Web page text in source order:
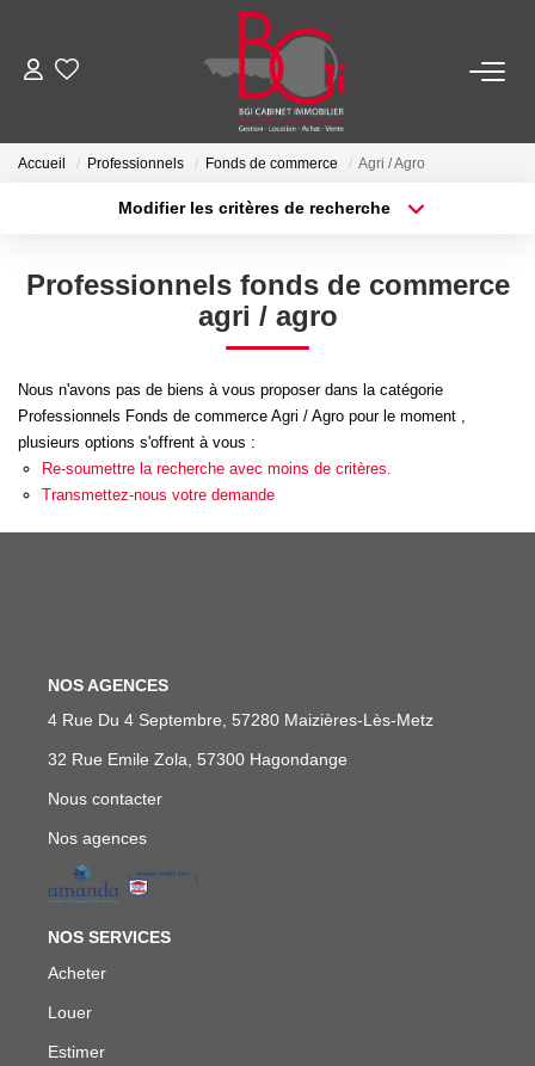
ACHETER
Ancien
LOUER
Télécharger Le Dossier De Location
ESTIMER
CONTACT
Accueil Professionnels Fonds de commerce Agri / Agro
Modifier les critères de recherche
Type de bien
Professionnels fonds de commerce
agri / agro
Nous n'avons pas de biens à vous proposer dans la catégorie
Professionnels Fonds de commerce Agri / Agro pour le moment ,
plusieurs options s'offrent à vous :
Re-soumettre la recherche avec moins de critères.
Transmettez-nous votre demande
NOS AGENCES
4 Rue Du 4 Septembre, 57280 Maizières-Lès-Metz
32 Rue Emile Zola, 57300 Hagondange
Nous contacter
Nos agences
NOS SERVICES
Acheter
Louer
Estimer